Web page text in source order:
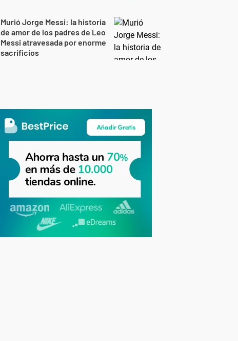
Murió Jorge Messi: la historia
de amor de los padres de Leo
Messi atravesada por enorme
sacrificios